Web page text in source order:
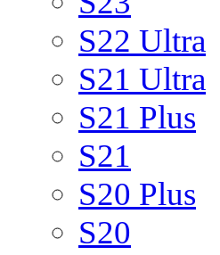
S22 Ultra
S21 Ultra
S21 Plus
S21
S20 Plus
S20